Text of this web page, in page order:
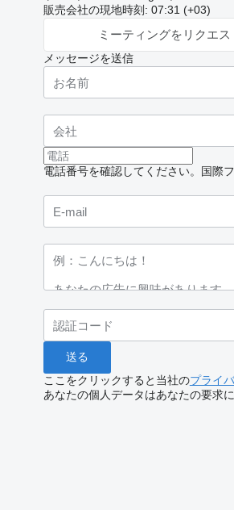
販売会社の現地時刻: 07:31 (+03)
ミーティングをリクエス
メッセージを送信
電話番号を確認してください。国際
ここをクリックすると当社のプライ
あなたの個人データはあなたの要求